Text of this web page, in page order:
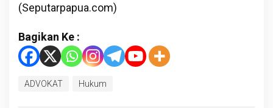
(Seputarpapua.com)
Bagikan Ke :
ADVOKAT Hukum